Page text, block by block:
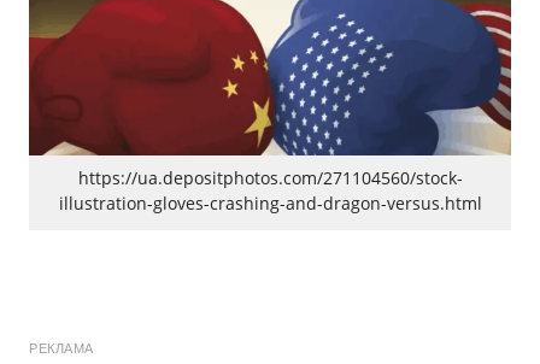
https://ua.depositphotos.com/271104560/stock-
illustration-gloves-crashing-and-dragon-versus.html
РЕКЛАМА